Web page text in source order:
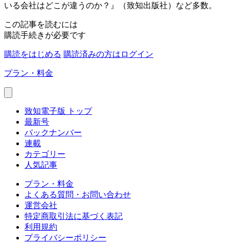
いる会社はどこが違うのか？』（致知出版社）など多数。
この記事を読むには
購読手続きが必要です
購読をはじめる 購読済みの方はログイン
プラン・料金
致知電子版 トップ
最新号
バックナンバー
連載
カテゴリー
人気記事
プラン・料金
よくある質問・お問い合わせ
運営会社
特定商取引法に基づく表記
利用規約
プライバシーポリシー